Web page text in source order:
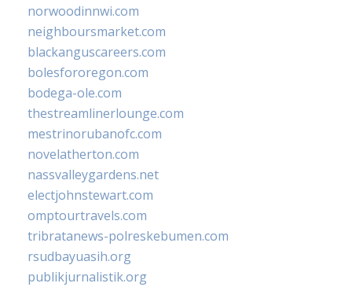
norwoodinnwi.com
neighboursmarket.com
blackanguscareers.com
bolesfororegon.com
bodega-ole.com
thestreamlinerlounge.com
mestrinorubanofc.com
novelatherton.com
nassvalleygardens.net
electjohnstewart.com
omptourtravels.com
tribratanews-polreskebumen.com
rsudbayuasih.org
publikjurnalistik.org